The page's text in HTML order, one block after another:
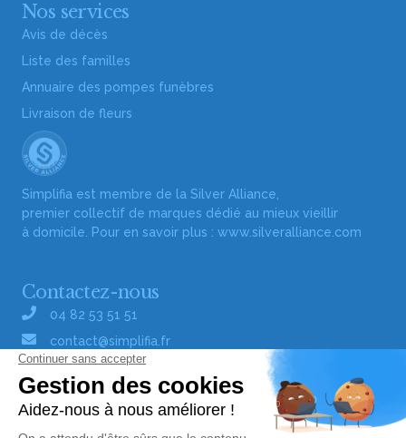
Nos services
Avis de décès
Liste des familles
Annuaire des pompes funèbres
Livraison de fleurs
Simplifia est membre de la Silver Alliance,
premier collectif de marques dédié au mieux vieillir
à domicile. Pour en savoir plus : www.silveralliance.com
Contactez-nous
04 82 53 51 51
contact@simplifia.fr
Réseaux sociaux